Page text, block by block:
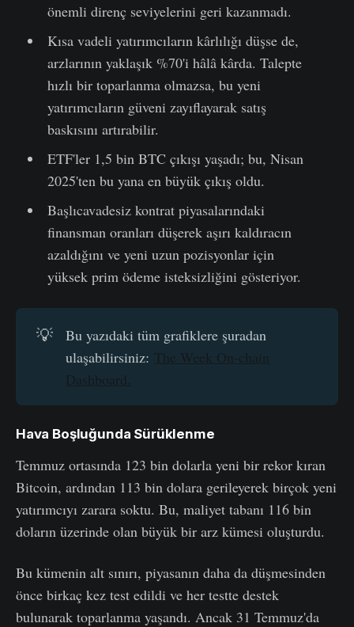
önemli direnç seviyelerini geri kazanmadı.
Kısa vadeli yatırımcıların kârlılığı düşse de,
arzlarının yaklaşık %70'i hâlâ kârda. Talepte
hızlı bir toparlanma olmazsa, bu yeni
yatırımcıların güveni zayıflayarak satış
baskısını artırabilir.
ETF'ler 1,5 bin BTC çıkışı yaşadı; bu, Nisan
2025'ten bu yana en büyük çıkış oldu.
Başlıcavadesiz kontrat piyasalarındaki
finansman oranları düşerek aşırı kaldıracın
azaldığını ve yeni uzun pozisyonlar için
yüksek prim ödeme isteksizliğini gösteriyor.
💡
Bu yazıdaki tüm grafiklere şuradan
ulaşabilirsiniz: The Week On-chain
Dashboard.
Hava Boşluğunda Sürüklenme
Temmuz ortasında 123 bin dolarla yeni bir rekor kıran
Bitcoin, ardından 113 bin dolara gerileyerek birçok yeni
yatırımcıyı zarara soktu. Bu, maliyet tabanı 116 bin
doların üzerinde olan büyük bir arz kümesi oluşturdu.
Bu kümenin alt sınırı, piyasanın daha da düşmesinden
önce birkaç kez test edildi ve her testte destek
bulunarak toparlanma yaşandı. Ancak 31 Temmuz'da